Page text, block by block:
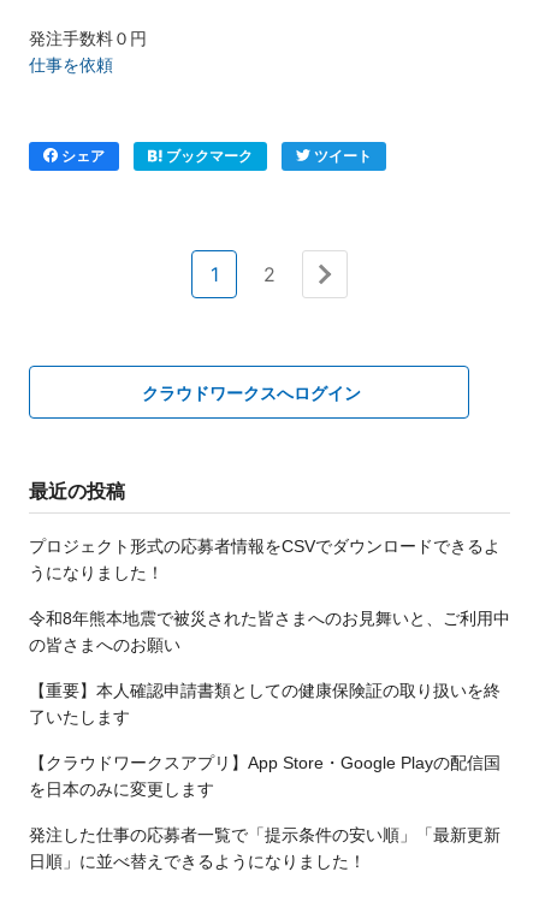
発注手数料０円
仕事を依頼
シェア ブックマーク ツイート
1 2
次へ »
クラウドワークスへログイン
最近の投稿
プロジェクト形式の応募者情報をCSVでダウンロードできるよ
うになりました！
令和8年熊本地震で被災された皆さまへのお見舞いと、ご利用中
の皆さまへのお願い
【重要】本人確認申請書類としての健康保険証の取り扱いを終
了いたします
【クラウドワークスアプリ】App Store・Google Playの配信国
を日本のみに変更します
発注した仕事の応募者一覧で「提示条件の安い順」「最新更新
日順」に並べ替えできるようになりました！